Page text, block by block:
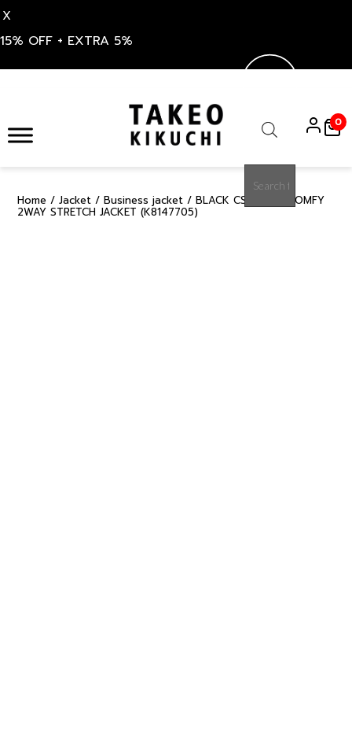
X
15% OFF + EXTRA 5%
content
search
0
Home / Jacket / Business jacket / BLACK CS RELAX-COMFY
2WAY STRETCH JACKET (K8147705)
50%